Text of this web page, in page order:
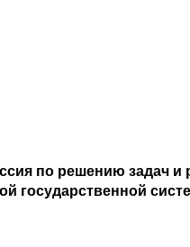
по решению задач
государственной